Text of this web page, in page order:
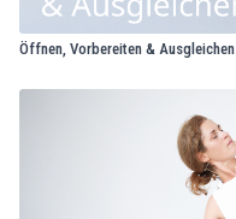
Öffnen, Vorbereiten & Ausgleichen